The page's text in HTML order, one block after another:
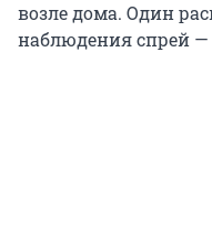
возле дома. Один
наблюдения спрей —